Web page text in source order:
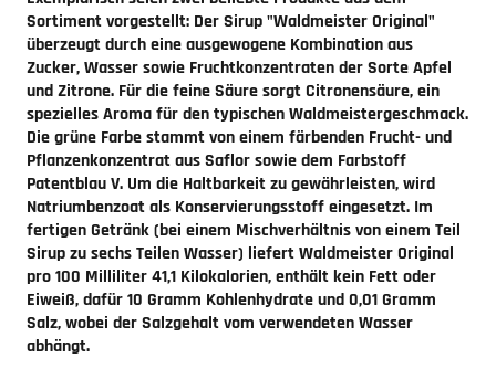
Sortiment vorgestellt: Der Sirup "Waldmeister Original"
überzeugt durch eine ausgewogene Kombination aus
Zucker, Wasser sowie Fruchtkonzentraten der Sorte Apfel
und Zitrone. Für die feine Säure sorgt Citronensäure, ein
spezielles Aroma für den typischen Waldmeistergeschmack.
Die grüne Farbe stammt von einem färbenden Frucht- und
Pflanzenkonzentrat aus Saflor sowie dem Farbstoff
Patentblau V. Um die Haltbarkeit zu gewährleisten, wird
Natriumbenzoat als Konservierungsstoff eingesetzt. Im
fertigen Getränk (bei einem Mischverhältnis von einem Teil
Sirup zu sechs Teilen Wasser) liefert Waldmeister Original
pro 100 Milliliter 41,1 Kilokalorien, enthält kein Fett oder
Eiweiß, dafür 10 Gramm Kohlenhydrate und 0,01 Gramm
Salz, wobei der Salzgehalt vom verwendeten Wasser
abhängt.